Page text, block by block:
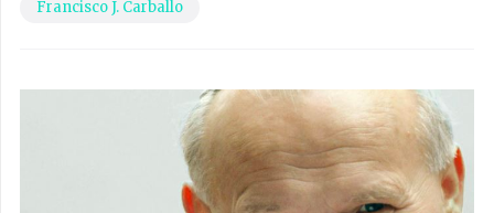
Francisco J. Carballo